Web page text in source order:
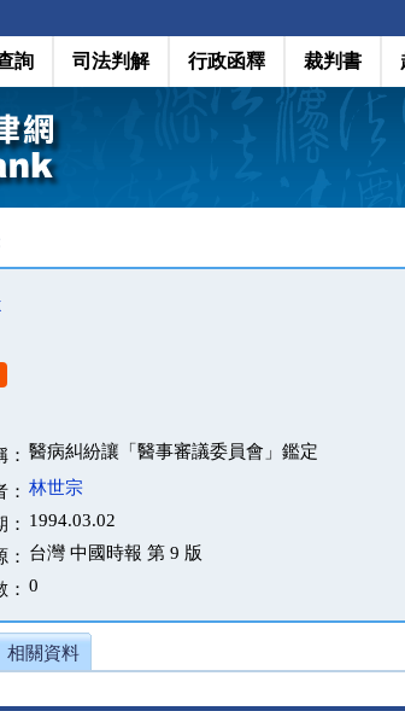
詢 司法判解 行政函釋 裁判書
醫病糾紛讓「醫事審議委員會」鑑定
林世宗
1994.03.02
台灣 中國時報 第 9 版
0
相關資料